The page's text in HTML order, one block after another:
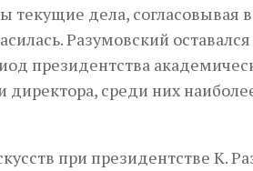
текущие дела, согласовывая
Разумовский
президентства
среди них
при президентстве К.